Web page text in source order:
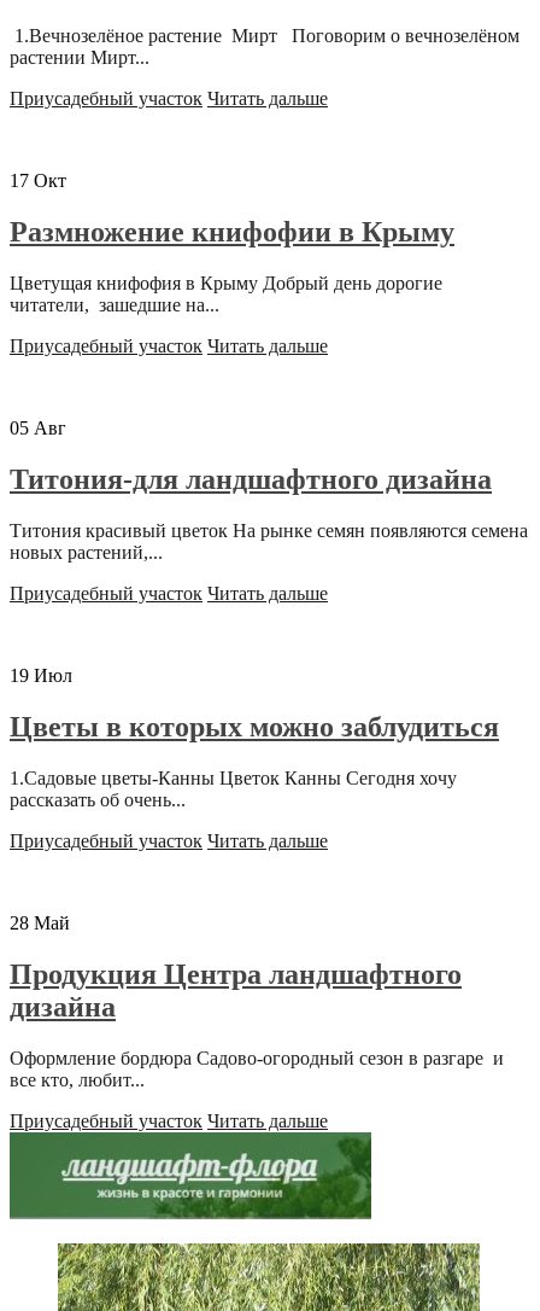
1.Вечнозелёное растение Мирт Поговорим о вечнозелёном
растении Мирт...
Приусадебный участок Читать дальше
17 Окт
Размножение книфофии в Крыму
Цветущая книфофия в Крыму Добрый день дорогие
читатели, зашедшие на...
Приусадебный участок Читать дальше
05 Авг
Титония-для ландшафтного дизайна
Титония красивый цветок На рынке семян появляются семена
новых растений,...
Приусадебный участок Читать дальше
19 Июл
Цветы в которых можно заблудиться
1.Садовые цветы-Канны Цветок Канны Сегодня хочу
рассказать об очень...
Приусадебный участок Читать дальше
28 Май
Продукция Центра ландшафтного
дизайна
Оформление бордюра Садово-огородный сезон в разгаре и
все кто, любит...
Приусадебный участок Читать дальше